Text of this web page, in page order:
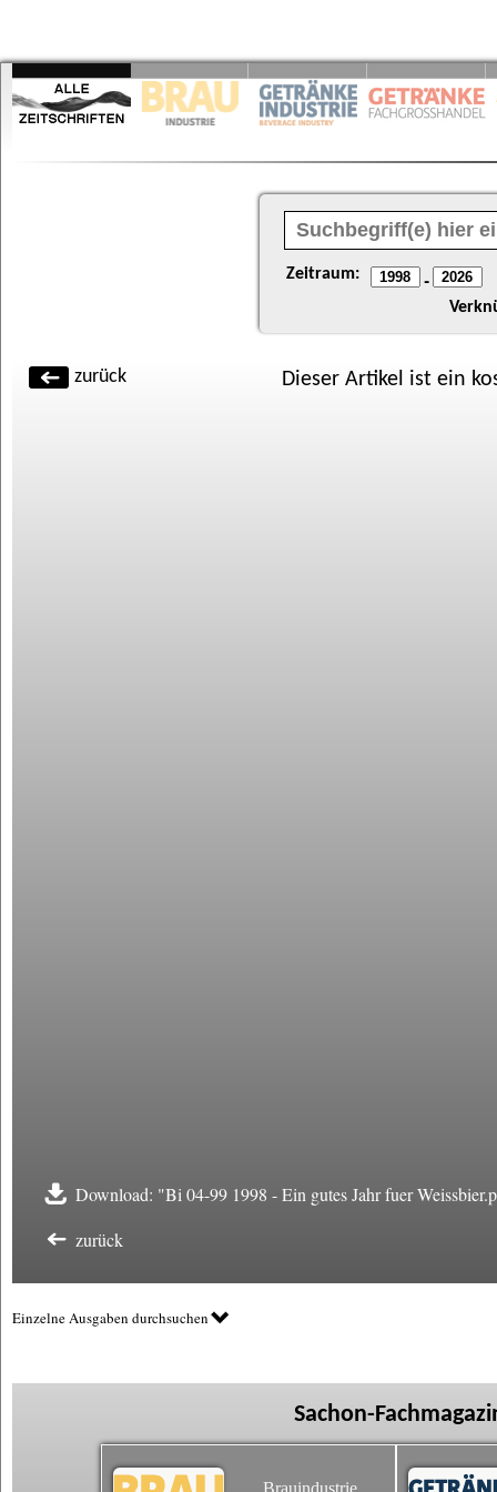
Zeitraum: -
zurück Dieser Artikel ist ein
Download: "Bi 04-99 1998 - Ein gutes Jahr fuer
zurück
Einzelne Ausgaben durchsuchen
Sachon-
Brauindustrie